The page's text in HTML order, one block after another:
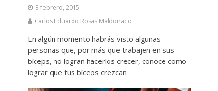
3 febrero, 2015
Carlos Eduardo Rosas Maldonado
En algún momento habrás visto algunas
personas que, por más que trabajen en sus
bíceps, no logran hacerlos crecer, conoce como
lograr que tus bíceps crezcan.